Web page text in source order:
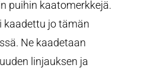
puihin kaatomerkkejä.
kaadettu jo tämän
Ne kaadetaan
linjauksen ja